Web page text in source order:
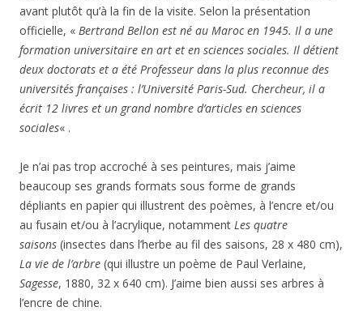
avant plutôt qu’à la fin de la visite. Selon la présentation
officielle, « Bertrand Bellon est né au Maroc en 1945. Il a une
formation universitaire en art et en sciences sociales. Il détient
deux doctorats et a été Professeur dans la plus reconnue des
universités françaises : l’Université Paris-Sud. Chercheur, il a
écrit 12 livres et un grand nombre d’articles en sciences
sociales« .
Je n’ai pas trop accroché à ses peintures, mais j’aime
beaucoup ses grands formats sous forme de grands
dépliants en papier qui illustrent des poèmes, à l’encre et/ou
au fusain et/ou à l’acrylique, notamment Les quatre
saisons (insectes dans l’herbe au fil des saisons, 28 x 480 cm),
La vie de l’arbre (qui illustre un poème de Paul Verlaine,
Sagesse, 1880, 32 x 640 cm). J’aime bien aussi ses arbres à
l’encre de chine.